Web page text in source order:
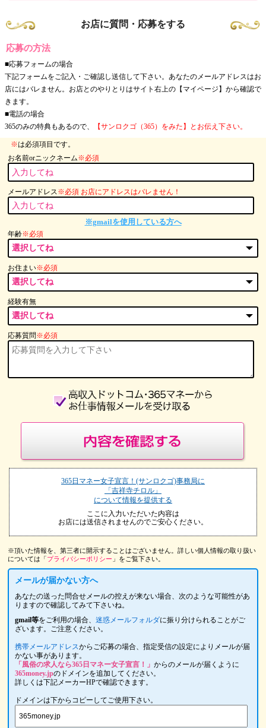
お店に質問・応募をする
応募の方法
■応募フォームの場合
下記フォームをご記入・ご確認し送信して下さい。あなたのメールアドレスはお
店にはバレません。お店とのやりとりはサイト右上の【マイページ】から確認で
きます。
■電話の場合
365のみの特典もあるので、
【サンロクゴ（365）をみた】とお伝え下さい。
※は必須項目です。
お名前orニックネーム※必須
メールアドレス※必須 お店にアドレスはバレません！
※gmailを使用している方へ
年齢※必須
お住まい※必須
経験有無
応募質問※必須
365日マネー女子宣言！(サンロクゴ)事務局に
「吉祥寺チロル」
について情報を提供する
ここに入力いただいた内容は
お店には送信されませんのでご安心ください。
※頂いた情報を、第三者に開示することはございません。詳しい個人情報の取り扱い
については「プライバシーポリシー 」をご覧下さい。
メールが届かない方へ
あなたの送った問合せメールの控えが来ない場合、次のような可能性があ
りますので確認してみて下さいね。
gmail等をご利用の場合、迷惑メールフォルダに振り分けられることがご
ざいます。ご注意ください。
携帯メールアドレスからご応募の場合、指定受信の設定によりメールが届
かない事があります。
「風俗の求人なら365日マネー女子宣言！」からのメールが届くように
365money.jpのドメインを追加してください。
詳しくは下記メーカーHPで確認できます。
ドメインは下からコピーしてご使用下さい。